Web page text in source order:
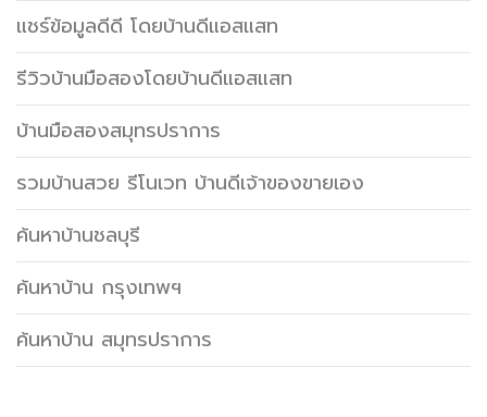
แชร์ข้อมูลดีดี โดยบ้านดีแอสแสท
รีวิวบ้านมือสองโดยบ้านดีแอสแสท
บ้านมือสองสมุทรปราการ
รวมบ้านสวย รีโนเวท บ้านดีเจ้าของขายเอง
ค้นหาบ้านชลบุรี
ค้นหาบ้าน กรุงเทพฯ
ค้นหาบ้าน สมุทรปราการ